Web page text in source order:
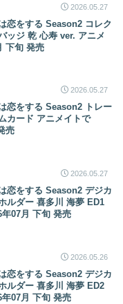
2026.05.27
恋をする Season2 コレク
ッジ 乾 心寿 ver. アニメ
下旬 発売
2026.05.27
恋をする Season2 トレー
カード アニメイトで
売
2026.05.27
恋をする Season2 デジカ
ルダー 喜多川 海夢 ED1
07月 下旬 発売
2026.05.26
恋をする Season2 デジカ
ルダー 喜多川 海夢 ED2
07月 下旬 発売